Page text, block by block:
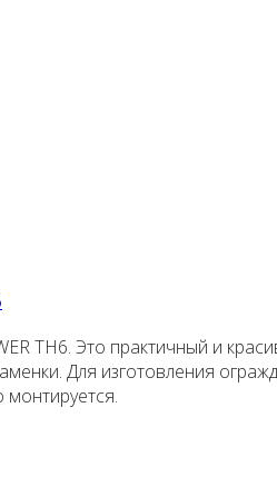
TH6. Это практичный и
Для изготовления